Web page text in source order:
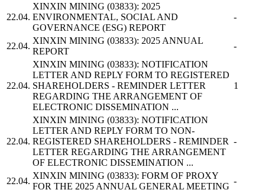
22.04.
XINXIN MINING (03833): 2025
ENVIRONMENTAL, SOCIAL AND
GOVERNANCE (ESG) REPORT
-
22.04.
XINXIN MINING (03833): 2025 ANNUAL
REPORT
-
22.04.
XINXIN MINING (03833): NOTIFICATION
LETTER AND REPLY FORM TO REGISTERED
SHAREHOLDERS - REMINDER LETTER
REGARDING THE ARRANGEMENT OF
ELECTRONIC DISSEMINATION ...
1
22.04.
XINXIN MINING (03833): NOTIFICATION
LETTER AND REPLY FORM TO NON-
REGISTERED SHAREHOLDERS - REMINDER
LETTER REGARDING THE ARRANGEMENT
OF ELECTRONIC DISSEMINATION ...
-
22.04.
XINXIN MINING (03833): FORM OF PROXY
FOR THE 2025 ANNUAL GENERAL MEETING
-